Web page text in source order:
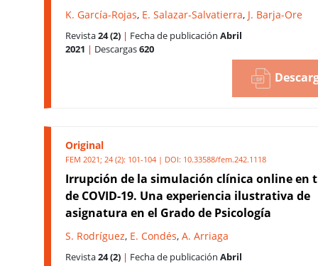
K. García-Rojas, E. Salazar-Salvatierra, J. Barja-Ore
Revista24 (2) | Fecha de publicación Abril
2021 | Descargas620
Original
FEM 2021; 24 (2): 101-104 | DOI: 10.33588/fem.242.1118
Irrupción de la simulación clínica online en
de COVID-19. Una experiencia ilustrativa de
asignatura en el Grado de Psicología
S. Rodríguez, E. Condés, A. Arriaga
Revista24 (2) | Fecha de publicación Abril